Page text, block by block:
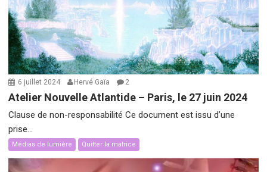
6 juillet 2024 Hervé Gaïa 2
Atelier Nouvelle Atlantide – Paris, le 27 juin 2024
Clause de non-responsabilité Ce document est issu d’une
prise...
Médias de lumière Quitter la matrice